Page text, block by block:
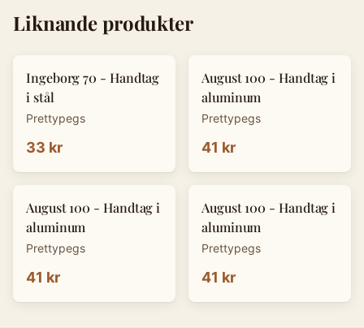
Liknande produkter
Ingeborg 70 - Handtag
i stål
Prettypegs
33 kr
August 100 - Handtag i
aluminum
Prettypegs
41 kr
August 100 - Handtag i
aluminum
Prettypegs
41 kr
August 100 - Handtag i
aluminum
Prettypegs
41 kr